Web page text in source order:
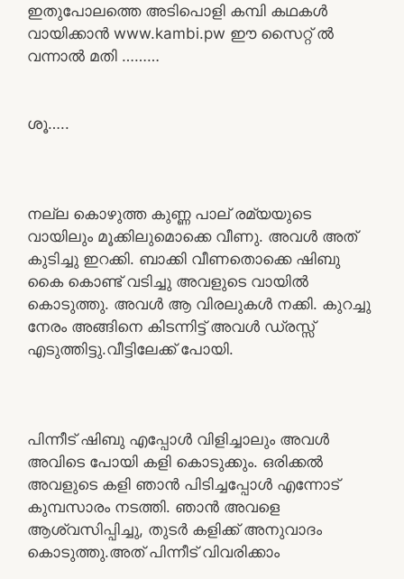
ഇതുപോലത്തെ അടിപൊളി കമ്പി കഥകൾ
വായിക്കാൻ www.kambi.pw ഈ സൈറ്റ് ൽ
വന്നാൽ മതി ………
ശൂ…..
നല്ല കൊഴുത്ത കുണ്ണ പാല് രമ്യയുടെ
വായിലും മൂക്കിലുമൊക്കെ വീണു. അവൾ അത്
കുടിച്ചു ഇറക്കി. ബാക്കി വീണതൊക്കെ ഷിബു
കൈ കൊണ്ട് വടിച്ചു അവളുടെ വായിൽ
കൊടുത്തു. അവൾ ആ വിരലുകൾ നക്കി. കുറച്ചു
നേരം അങ്ങിനെ കിടന്നിട്ട് അവൾ ഡ്രസ്സ്‌
എടുത്തിട്ടു.വീട്ടിലേക്ക് പോയി.
പിന്നീട് ഷിബു എപ്പോൾ വിളിച്ചാലും അവൾ
അവിടെ പോയി കളി കൊടുക്കും. ഒരിക്കൽ
അവളുടെ കളി ഞാൻ പിടിച്ചപ്പോൾ എന്നോട്
കുമ്പസാരം നടത്തി. ഞാൻ അവളെ
ആശ്വസിപ്പിച്ചു, തുടർ കളിക്ക് അനുവാദം
കൊടുത്തു.അത് പിന്നീട് വിവരിക്കാം